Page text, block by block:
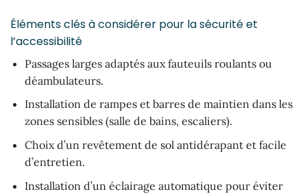
Éléments clés à considérer pour la sécurité et
l’accessibilité
Passages larges adaptés aux fauteuils roulants ou
déambulateurs.
Installation de rampes et barres de maintien dans les
zones sensibles (salle de bains, escaliers).
Choix d’un revêtement de sol antidérapant et facile
d’entretien.
Installation d’un éclairage automatique pour éviter